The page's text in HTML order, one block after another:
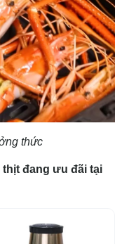
thức
thịt đang ưu đãi tại